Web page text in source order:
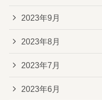
2023年9月
2023年8月
2023年7月
2023年6月